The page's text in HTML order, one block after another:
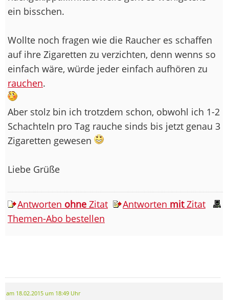
ein bisschen.
Wollte noch fragen wie die Raucher es schaffen
auf ihre Zigaretten zu verzichten, denn wenns so
einfach wäre, würde jeder einfach aufhören zu
rauchen.
Aber stolz bin ich trotzdem schon, obwohl ich 1-2
Schachteln pro Tag rauche sinds bis jetzt genau 3
Zigaretten gewesen
Liebe Grüße
Antworten ohne Zitat Antworten mitZitat
Themen-Abo bestellen
am 18.02.2015 um 18:49 Uhr